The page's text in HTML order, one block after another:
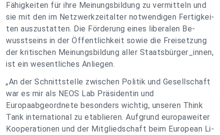
Fä­hig­kei­ten für ihre Mei­nungs­bil­dung zu vermitteln und
sie mit den im Netz­werk­zeit­al­ter not­wen­digen Fer­tig­kei­
ten auszustatten. Die För­de­rung eines li­be­ra­len Be­
wusst­seins in der Öf­fent­lich­keit sowie die Frei­set­zung
der kri­ti­schen Mei­nungs­bil­dung aller Staats­bür­ger_in­nen,
ist ein wesentliches Anliegen.
„An der Schnitt­stel­le zwi­schen Po­li­tik und Ge­sell­schaft
war es mir als NEOS Lab Präsidentin und
Europaabgeordnete besonders wichtig, unseren Think
Tank international zu etablieren. Aufgrund europaweiter
Kooperationen und der Mit­glied­schaft beim Eu­ro­pean Li­